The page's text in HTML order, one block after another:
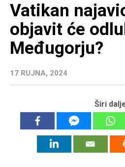
Vatikan
objavit će
Međugorju?
17 RUJNA, 2024
Širi